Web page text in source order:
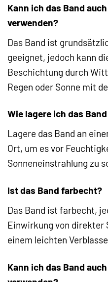
Kann ich das Band
verwenden?
Das Band ist
geeignet, jedoch kann
Beschichtung durch
Regen oder Sonne mit
Wie lagere ich das
Lagere das Band an
Ort, um es vor
Sonneneinstrahlung zu
Ist das Band farbecht?
Das Band ist farbecht,
Einwirkung von direkter
einem leichten
Kann ich das Band